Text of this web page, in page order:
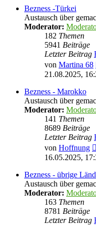
Bezness -Türkei
Austausch über
Moderator:
182 Themen
5941 Beiträge
Letzter Beitrag
von Martina 68
21.08.2025,
Bezness - Marokko
Austausch über
Moderator:
141 Themen
8689 Beiträge
Letzter Beitrag
von Hoffnung
16.05.2025,
Bezness - übrige
Austausch über
Moderator:
163 Themen
8781 Beiträge
Letzter Beitrag